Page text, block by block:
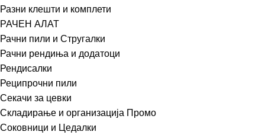
Разни клешти и комплети
РАЧЕН АЛАТ
Рачни пили и Стругалки
Рачни рендиња и додатоци
Рендисалки
Реципрочни пили
Секачи за цевки
Складирање и организација Промо
Соковници и Цедалки